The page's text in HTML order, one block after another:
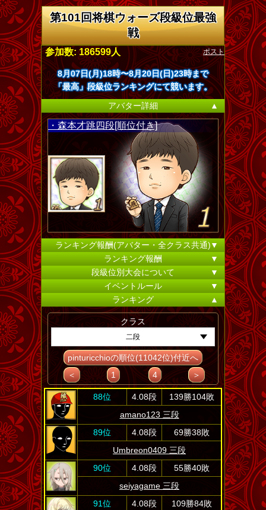
第101回将棋ウォーズ段級位最強
戦
ポスト
参加数: 186599人
8月07日(月)18時〜8月20日(日)23時まで
「最高」段級位ランキングにて競います。
アバター詳細
▲
・森本才跳四段[順位付き]
ランキング報酬(アバター・全クラス共通)▼
ランキング報酬
▼
段級位別大会について
▼
イベントルール
▼
ランキング
▲
クラス
二段
pinturicchioの順位(11042位)付近へ
＜
1 4 ＞
88位 4.08段
139勝104敗
amano123 三段
89位
4.08段
69勝38敗
Umbreon0409 三段
90位
4.08段
55勝40敗
seiyagame 三段
91位
4.08段
109勝84敗